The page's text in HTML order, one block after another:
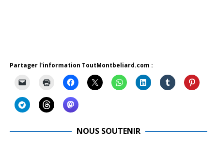
Partager l'information ToutMontbeliard.com :
NOUS SOUTENIR